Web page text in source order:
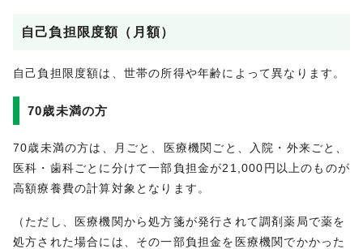
自己負担限度額（月額）
自己負担限度額は、世帯の所得や年齢によって異なります。
70歳未満の方
70歳未満の方は、月ごと、医療機関ごと、入院・外来ごと、
医科・歯科ごとに分けて一部負担金が21,000円以上のものが
高額療養費の計算対象となります。
（ただし、医療機関から処方箋が発行されて調剤薬局で薬を
処方された場合には、その一部負担金を医療機関でかかった